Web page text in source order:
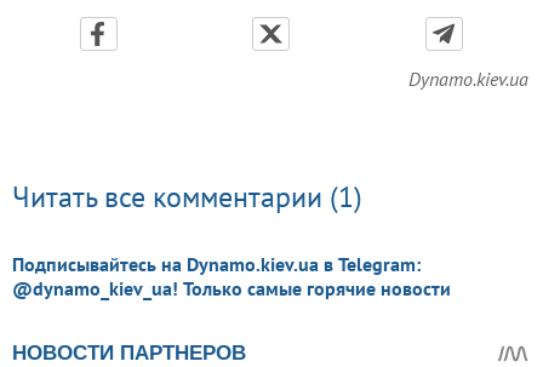
Dynamo.kiev.ua
Читать все комментарии (1)
Подписывайтесь на Dynamo.kiev.ua в Telegram:
@dynamo_kiev_ua! Только самые горячие новости